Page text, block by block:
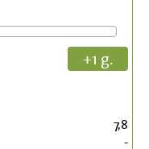
+1 g.
7,8
-